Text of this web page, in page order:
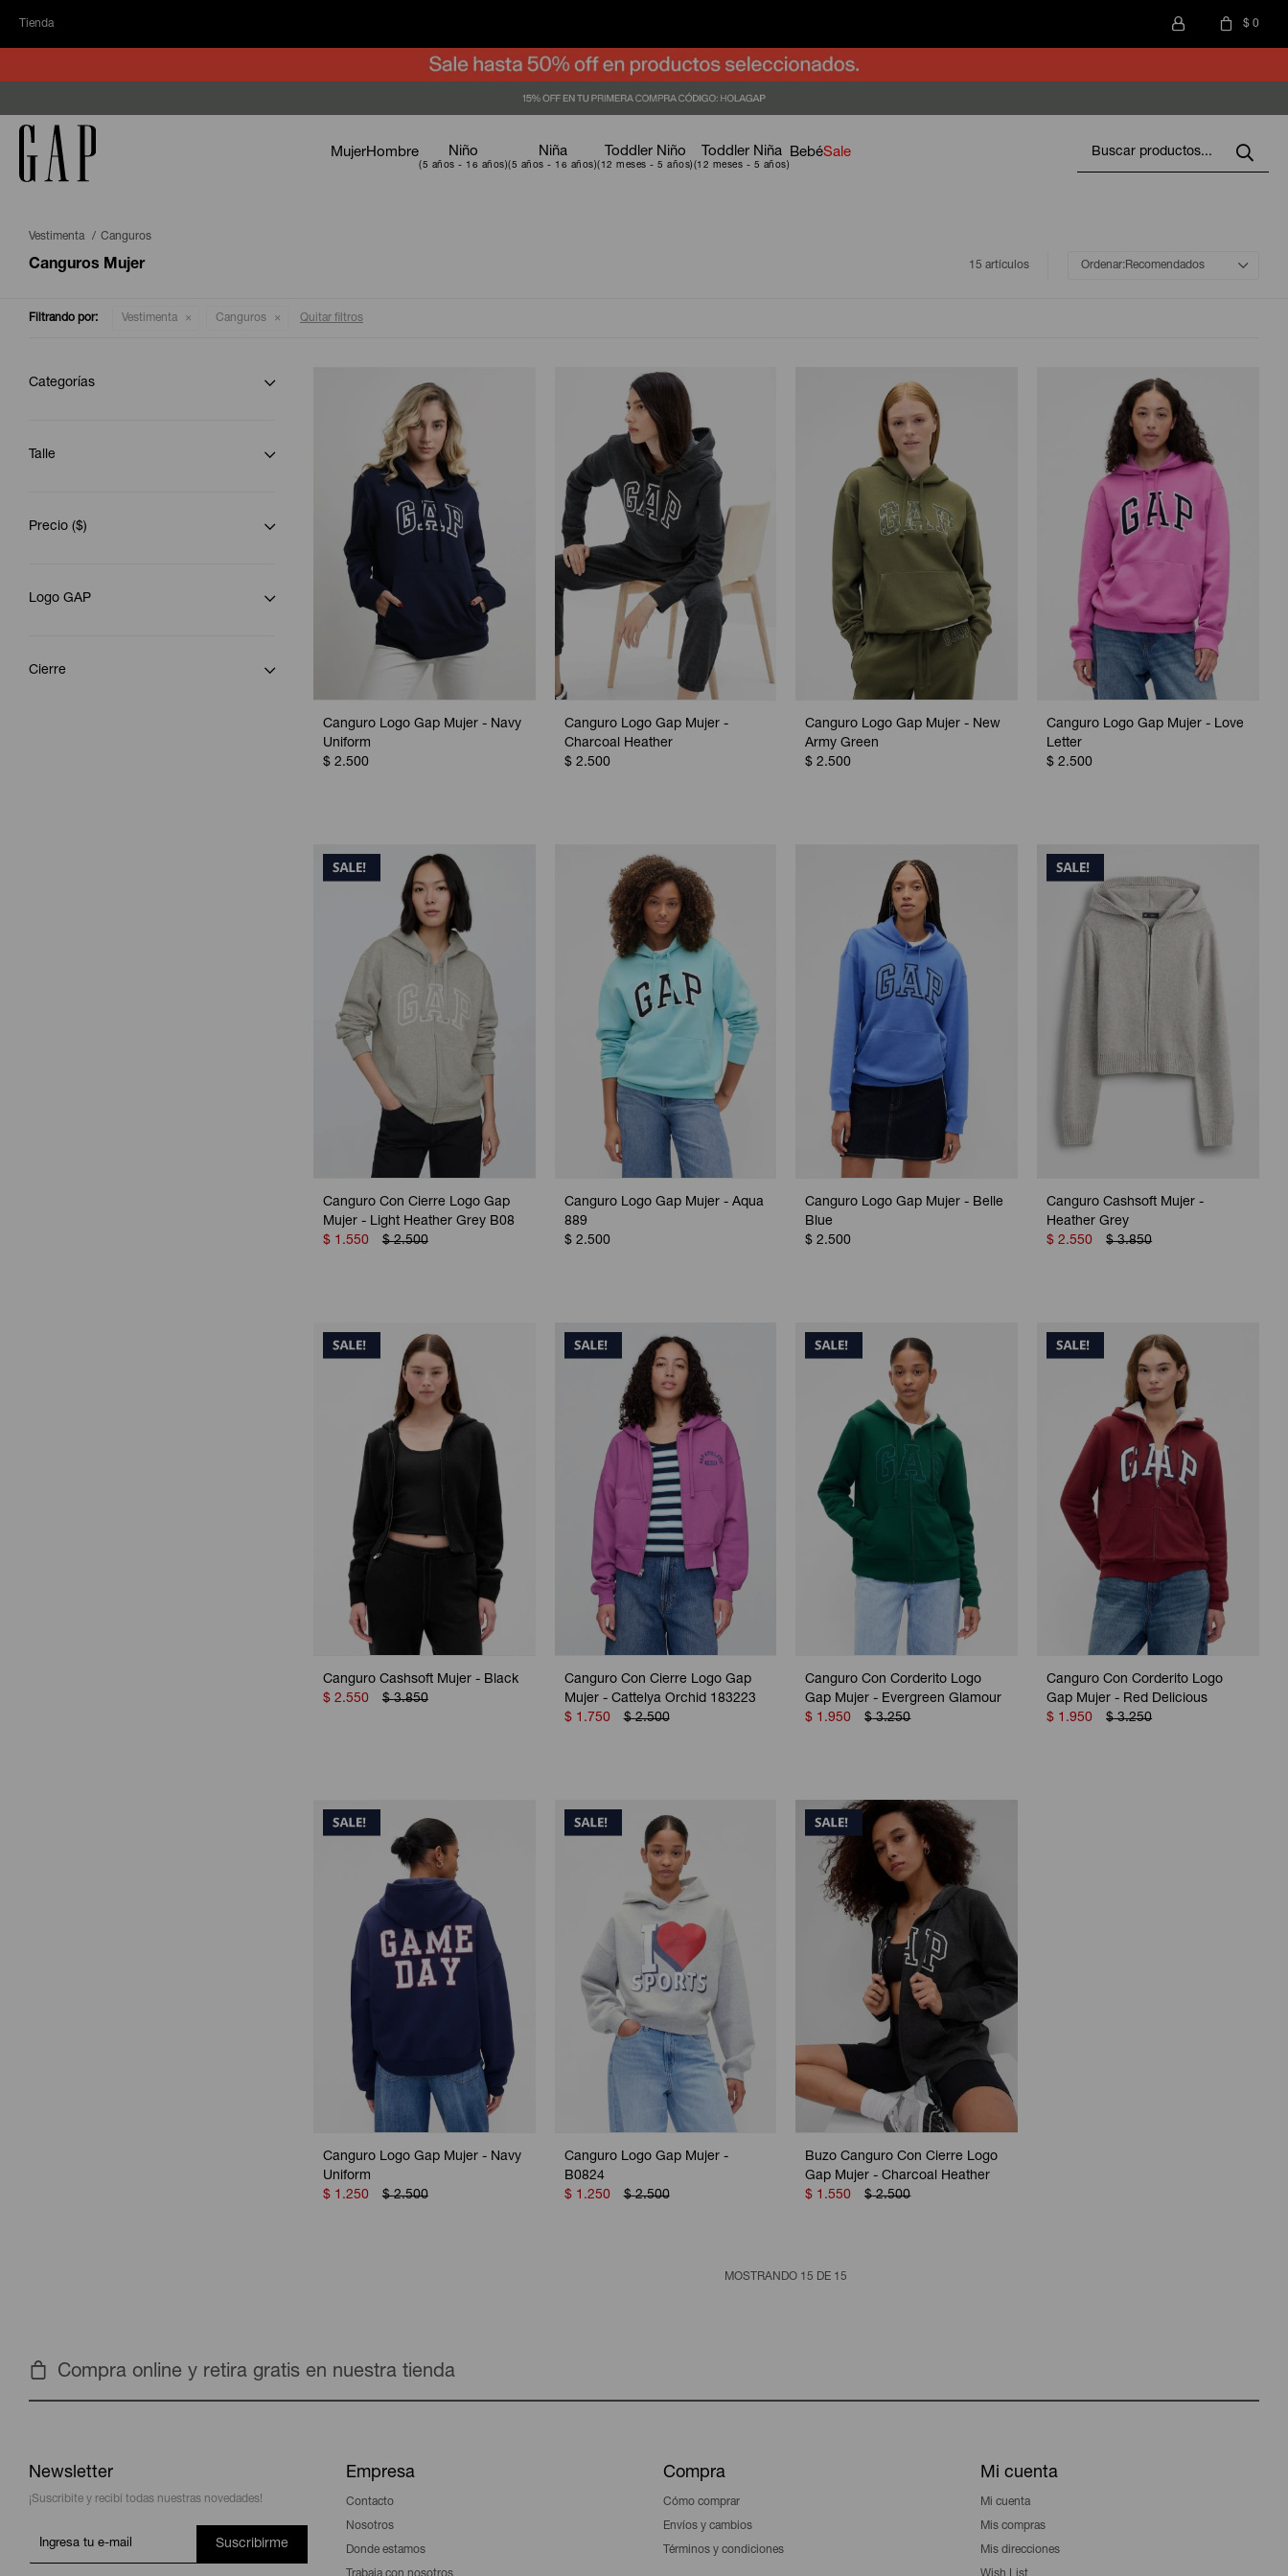
Tienda $ 0
MujerHombre Niño Niña Toddler Niño Toddler Niña BebéSale
Vestimenta Canguros
Canguros Mujer 15 artículos Recomendados
Filtrando por: Vestimenta Canguros Quitar filtros
Canguro Logo Gap Mujer - Navy
Uniform
$ 2.500
Canguro Logo Gap Mujer -
Charcoal Heather
$ 2.500
Canguro Logo Gap Mujer - New
Army Green
$ 2.500
Canguro Logo Gap Mujer - Love
Letter
$ 2.500
Canguro Con Cierre Logo Gap
Mujer - Light Heather Grey B08
$ 1.550 $ 2.500
Canguro Logo Gap Mujer - Aqua
889
$ 2.500
Canguro Logo Gap Mujer - Belle
Blue
$ 2.500
Canguro Cashsoft Mujer -
Heather Grey
$ 2.550 $ 3.850
Canguro Cashsoft Mujer - Black
$ 2.550 $ 3.850
Canguro Con Cierre Logo Gap
Mujer - Cattelya Orchid 183223
$ 1.750 $ 2.500
Canguro Con Corderito Logo
Gap Mujer - Evergreen Glamour
$ 1.950 $ 3.250
Canguro Con Corderito Logo
Gap Mujer - Red Delicious
$ 1.950 $ 3.250
Canguro Logo Gap Mujer - Navy
Uniform
$ 1.250 $ 2.500
Canguro Logo Gap Mujer -
B0824
$ 1.250 $ 2.500
Buzo Canguro Con Cierre Logo
Gap Mujer - Charcoal Heather
$ 1.550 $ 2.500
MOSTRANDO 15 DE 15
Categorías
Talle
Precio ($)
Logo GAP
Cierre
Compra online y retira gratis en nuestra tienda
Newsletter
¡Suscribite y recibí todas nuestras novedades!
Suscribirme
Empresa
Contacto
Nosotros
Donde estamos
Compra
Cómo comprar
Envíos y cambios
Términos y condiciones
Mi cuenta
Mi cuenta
Mis compras
Mis direcciones